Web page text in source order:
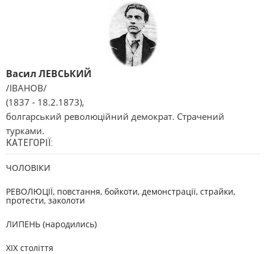
Васил ЛЕВСЬКИЙ
/ІВАНОВ/
(1837 - 18.2.1873),
болгарський революційний демократ. Страчений
турками.
КАТЕГОРІЇ:
ЧОЛОВІКИ
РЕВОЛЮЦІЇ, повстання, бойкоти, демонстрації, страйки,
протести, заколоти
ЛИПЕНЬ (народились)
XIX століття